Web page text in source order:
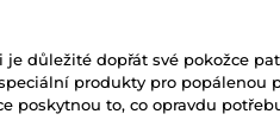
je důležité dopřát své pokožce
produkty pro popálenou
poskytnou to, co opravdu